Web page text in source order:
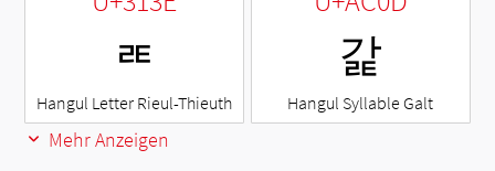
ㄾ
Hangul Letter Rieul-Thieuth
갍
Hangul Syllable Galt
Mehr Anzeigen